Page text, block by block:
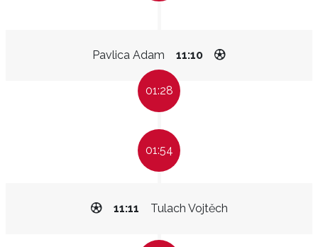
Pavlica Adam 11:10
01:28
01:54
Tulach Vojtěch
11:11